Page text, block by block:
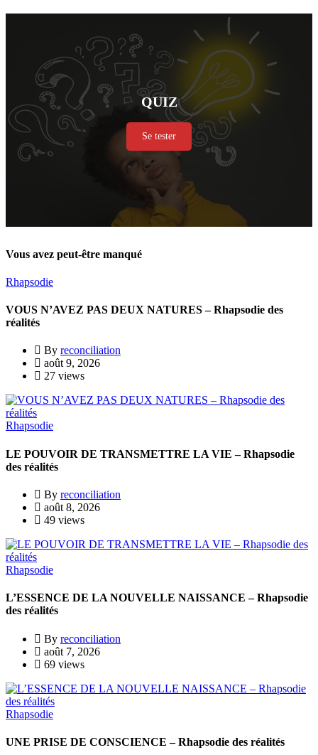
QUIZ
Se tester
Vous avez peut-être manqué
Rhapsodie
VOUS N’AVEZ PAS DEUX NATURES – Rhapsodie des
réalités
By reconciliation
août 9, 2026
27 views
Rhapsodie
LE POUVOIR DE TRANSMETTRE LA VIE – Rhapsodie
des réalités
By reconciliation
août 8, 2026
49 views
Rhapsodie
L’ESSENCE DE LA NOUVELLE NAISSANCE – Rhapsodie
des réalités
By reconciliation
août 7, 2026
69 views
Rhapsodie
UNE PRISE DE CONSCIENCE – Rhapsodie des réalités